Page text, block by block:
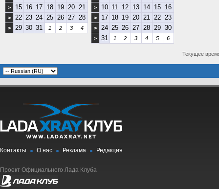
> 15 16 17 18 19 20 21
> 22 23 24 25 26 27 28
> 29 30 31 1 2 3 4
> 10 11 12 13 14 15 16
> 17 18 19 20 21 22 23
> 24 25 26 27 28 29 30
> 31 1 2 3 4 5 6
Текущее
Контакты О нас Реклама Редакция
Проект Официального Лада Клуба